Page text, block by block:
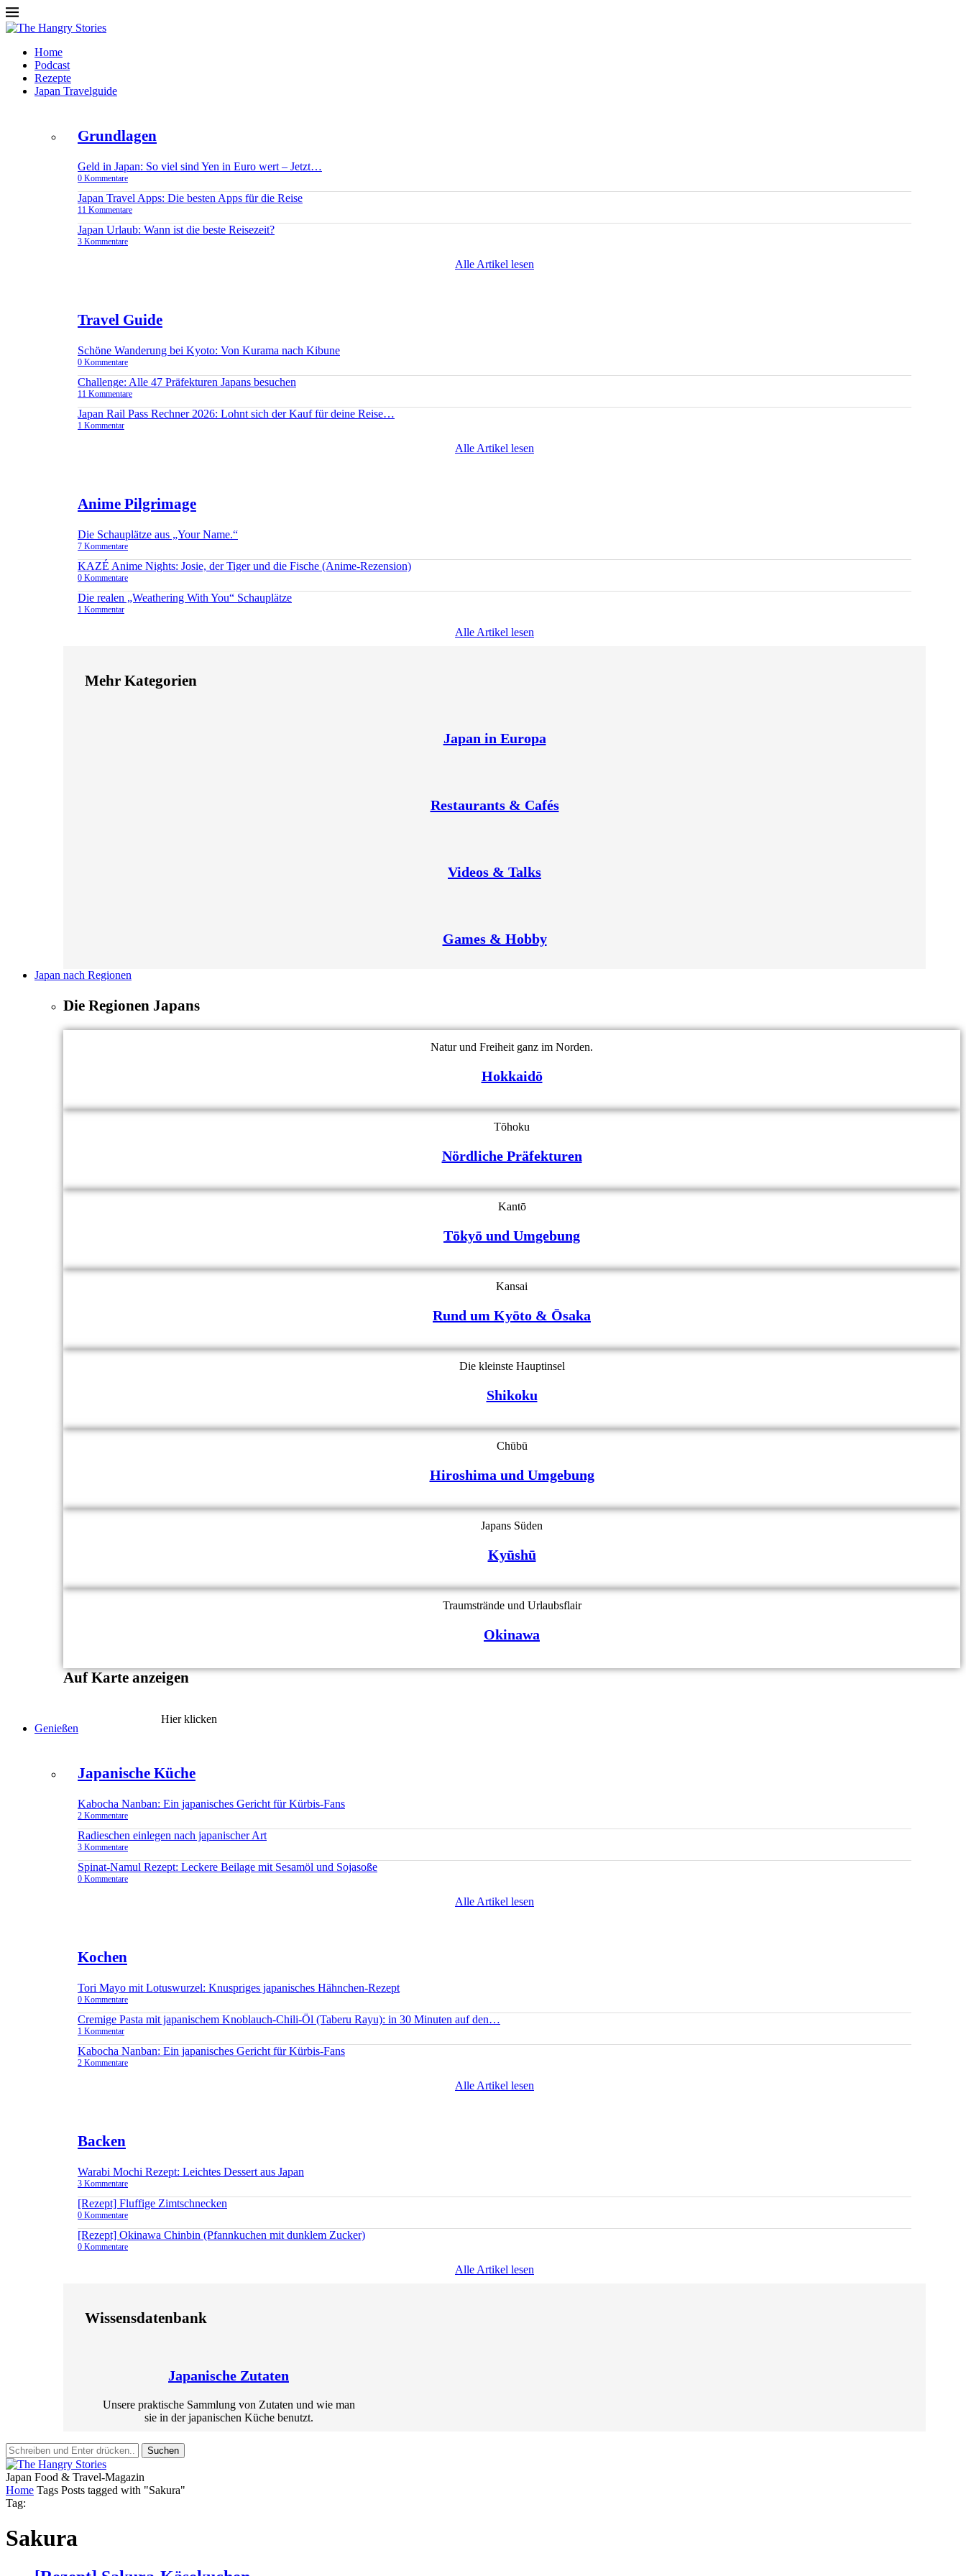
Home
Podcast
Rezepte
Japan Travelguide
Grundlagen
Geld in Japan: So viel sind Yen in Euro wert – Jetzt…
0 Kommentare
Japan Travel Apps: Die besten Apps für die Reise
11 Kommentare
Japan Urlaub: Wann ist die beste Reisezeit?
3 Kommentare
Alle Artikel lesen
Travel Guide
Schöne Wanderung bei Kyoto: Von Kurama nach Kibune
0 Kommentare
Challenge: Alle 47 Präfekturen Japans besuchen
11 Kommentare
Japan Rail Pass Rechner 2026: Lohnt sich der Kauf für deine Reise…
1 Kommentar
Alle Artikel lesen
Anime Pilgrimage
Die Schauplätze aus „Your Name.“
7 Kommentare
KAZÉ Anime Nights: Josie, der Tiger und die Fische (Anime-Rezension)
0 Kommentare
Die realen „Weathering With You“ Schauplätze
1 Kommentar
Alle Artikel lesen
Mehr Kategorien
Japan in Europa
Restaurants & Cafés
Videos & Talks
Games & Hobby
Japan nach Regionen
Die Regionen Japans
Natur und Freiheit ganz im Norden.
Hokkaidō
Tōhoku
Nördliche Präfekturen
Kantō
Tōkyō und Umgebung
Kansai
Rund um Kyōto & Ōsaka
Die kleinste Hauptinsel
Shikoku
Chūbū
Hiroshima und Umgebung
Japans Süden
Kyūshū
Traumstrände und Urlaubsflair
Okinawa
Auf Karte anzeigen
Hier klicken
Genießen
Japanische Küche
Kabocha Nanban: Ein japanisches Gericht für Kürbis-Fans
2 Kommentare
Radieschen einlegen nach japanischer Art
3 Kommentare
Spinat-Namul Rezept: Leckere Beilage mit Sesamöl und Sojasoße
0 Kommentare
Alle Artikel lesen
Kochen
Tori Mayo mit Lotuswurzel: Knuspriges japanisches Hähnchen-Rezept
0 Kommentare
Cremige Pasta mit japanischem Knoblauch-Chili-Öl (Taberu Rayu): in 30 Minuten auf den…
1 Kommentar
Kabocha Nanban: Ein japanisches Gericht für Kürbis-Fans
2 Kommentare
Alle Artikel lesen
Backen
Warabi Mochi Rezept: Leichtes Dessert aus Japan
3 Kommentare
[Rezept] Fluffige Zimtschnecken
0 Kommentare
[Rezept] Okinawa Chinbin (Pfannkuchen mit dunklem Zucker)
0 Kommentare
Alle Artikel lesen
Wissensdatenbank
Japanische Zutaten
Unsere praktische Sammlung von Zutaten und wie man
sie in der japanischen Küche benutzt.
Suchen
Japan Food & Travel-Magazin
Home Tags Posts tagged with "Sakura"
Tag:
Sakura